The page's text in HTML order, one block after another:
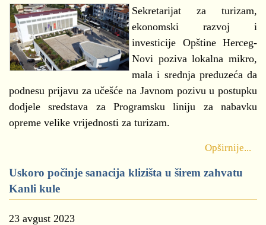
Sekretarijat za turizam,
ekonomski razvoj i
investicije Opštine Herceg-
Novi poziva lokalna mikro,
mala i srednja preduzeća da
podnesu prijavu za učešće na Javnom pozivu u postupku
dodjele sredstava za Programsku liniju za nabavku
opreme velike vrijednosti za turizam.
Opširnije...
Uskoro počinje sanacija klizišta u širem zahvatu
Kanli kule
23 avgust 2023